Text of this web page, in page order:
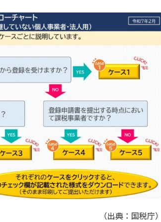
（出典：国税庁）